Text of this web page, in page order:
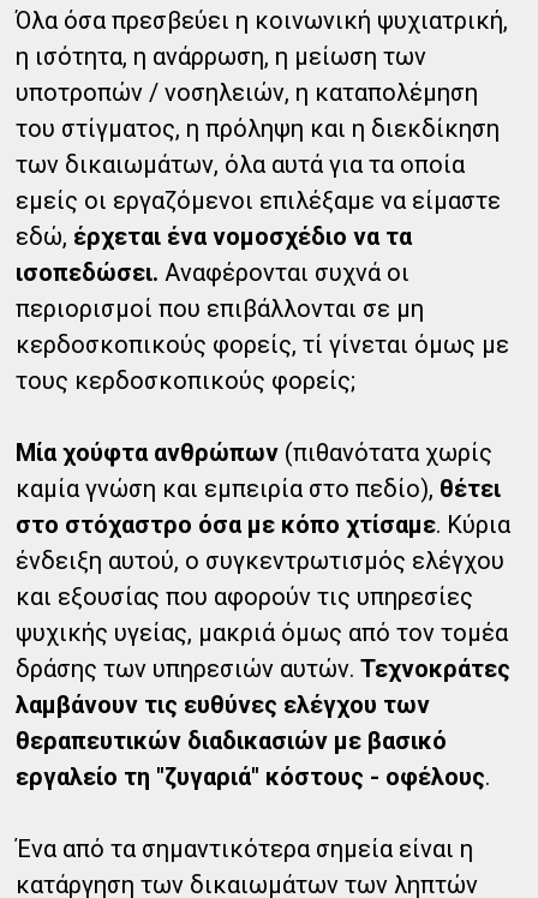
Όλα όσα πρεσβεύει η κοινωνική ψυχιατρική,
η ισότητα, η ανάρρωση, η μείωση των
υποτροπών / νοσηλειών, η καταπολέμηση
του στίγματος, η πρόληψη και η διεκδίκηση
των δικαιωμάτων, όλα αυτά για τα οποία
εμείς οι εργαζόμενοι επιλέξαμε να είμαστε
εδώ, έρχεται ένα νομοσχέδιο να τα
ισοπεδώσει. Αναφέρονται συχνά οι
περιορισμοί που επιβάλλονται σε μη
κερδοσκοπικούς φορείς, τί γίνεται όμως με
τους κερδοσκοπικούς φορείς;
Μία χούφτα ανθρώπων (πιθανότατα χωρίς
καμία γνώση και εμπειρία στο πεδίο), θέτει
στο στόχαστρο όσα με κόπο χτίσαμε. Κύρια
ένδειξη αυτού, ο συγκεντρωτισμός ελέγχου
και εξουσίας που αφορούν τις υπηρεσίες
ψυχικής υγείας, μακριά όμως από τον τομέα
δράσης των υπηρεσιών αυτών.Τεχνοκράτες
λαμβάνουν τις ευθύνες ελέγχου των
θεραπευτικών διαδικασιών με βασικό
εργαλείο τη "ζυγαριά" κόστους - οφέλους.
Ένα από τα σημαντικότερα σημεία είναι η
κατάργηση των δικαιωμάτων των ληπτών